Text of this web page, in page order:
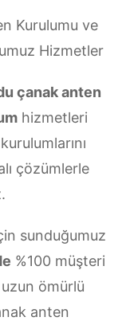
Kurulumu ve
Hizmetler
çanak anten
hizmetleri
çözümlerle
sunduğumuz
%100 müşteri
ömürlü
anten